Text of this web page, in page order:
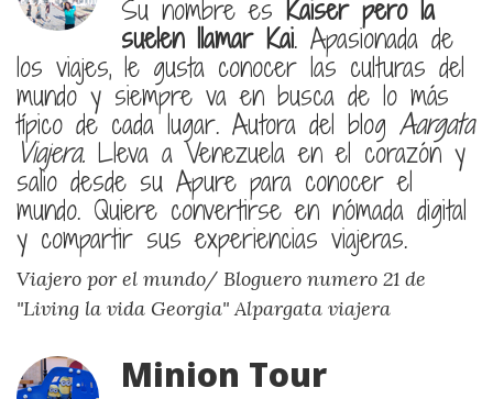
Su nombre es Kaiser pero la
suelen llamar Kai. Apasionada de
los viajes, le gusta conocer las culturas del
mundo y siempre va en busca de lo más
típico de cada lugar. Autora del blog Aargata
Viajera. Lleva a Venezuela en el corazón y
salio desde su Apure para conocer el
mundo. Quiere convertirse en nómada digital
y compartir sus experiencias viajeras.
Viajero por el mundo/ Bloguero numero 21 de
"Living la vida Georgia"Alpargata viajera
Minion Tour